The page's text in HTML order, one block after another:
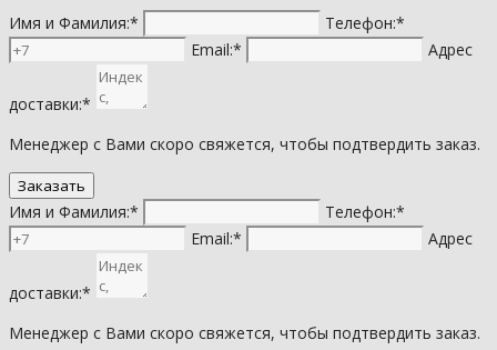
Имя и Фамилия:*
Телефон:*
Email:*
Адрес
доставки:*
Менеджер с Вами скоро свяжется, чтобы подтвердить заказ.
Имя и Фамилия:*
Телефон:*
Email:*
Адрес
доставки:*
Менеджер с Вами скоро свяжется, чтобы подтвердить заказ.